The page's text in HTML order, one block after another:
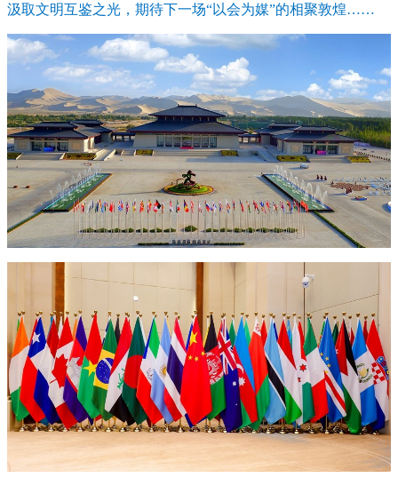
汲取文明互鉴之光，期待下一场“以会为媒”的相聚敦煌……